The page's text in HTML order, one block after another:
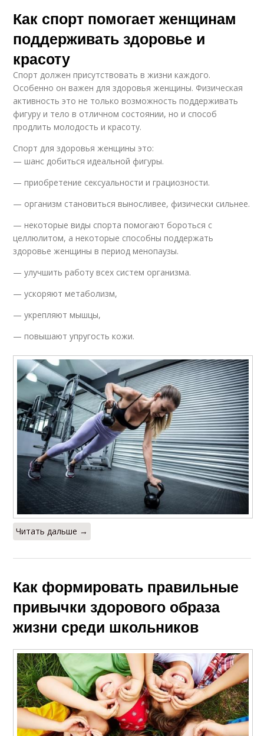
Как спорт помогает женщинам
поддерживать здоровье и
красоту
Спорт должен присутствовать в жизни каждого.
Особенно он важен для здоровья женщины. Физическая
активность это не только возможность поддерживать
фигуру и тело в отличном состоянии, но и способ
продлить молодость и красоту.
Спорт для здоровья женщины это:
— шанс добиться идеальной фигуры.
— приобретение сексуальности и грациозности.
— организм становиться выносливее, физически сильнее.
— некоторые виды спорта помогают бороться с
целлюлитом, а некоторые способны поддержать
здоровье женщины в период менопаузы.
— улучшить работу всех систем организма.
— ускоряют метаболизм,
— укрепляют мышцы,
— повышают упругость кожи.
Читать дальше →
Как формировать правильные
привычки здорового образа
жизни среди школьников